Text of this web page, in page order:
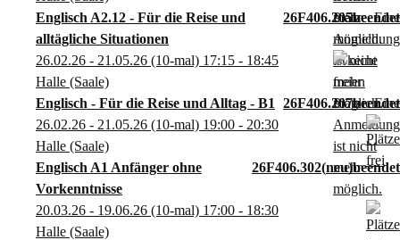
Englisch A2.12 - Für die Reise und
alltägliche Situationen
26F406.205
26.02.26 - 21.05.26 (10-mal) 17:15 - 18:45
Halle (Saale)
Englisch - Für die Reise und Alltag - B1
26F406.207
26.02.26 - 21.05.26 (10-mal) 19:00 - 20:30
Halle (Saale)
Englisch A1 Anfänger ohne
Vorkenntnisse
26F406.302 neu
20.03.26 - 19.06.26 (10-mal) 17:00 - 18:30
Halle (Saale)